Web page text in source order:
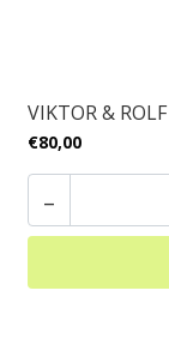
VIKTOR &
€80,00
-